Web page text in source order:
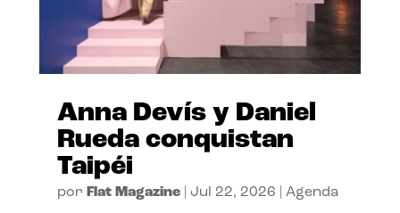
Anna Devís y Daniel
Rueda conquistan
Taipéi
por Flat Magazine| Jul 22, 2026 Agenda